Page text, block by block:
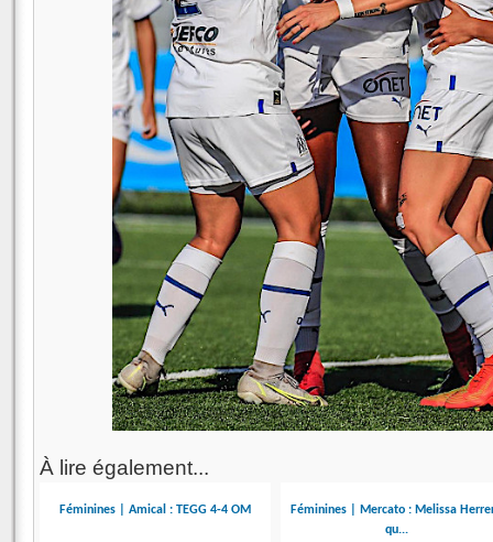
À lire également...
Féminines | Amical : TEGG 4-4 OM
Féminines | Mercato : Melissa
qu...